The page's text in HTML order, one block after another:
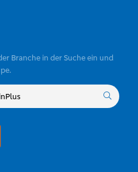
Branche in der Suche ein und